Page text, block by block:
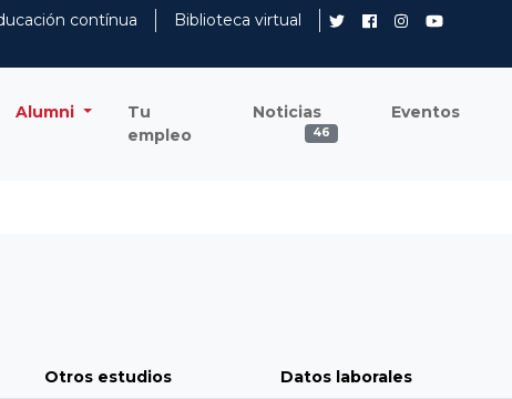
contínua
Biblioteca virtual
Alumni
Tu
empleo
Noticias
46
Eventos
Otros estudios Datos laborales